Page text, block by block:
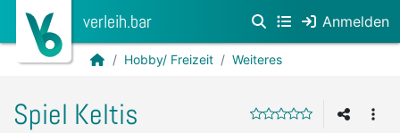
verleih.bar Anmelden
Hobby/ Freizeit Weiteres
Spiel Keltis